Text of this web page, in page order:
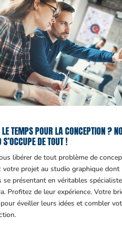
TEMPS POUR LA CONCEPTION ?
S’OCCUPE DE TOUT !
libérer de tout problème de
votre projet au studio graphique dont
se présentant en véritables
Profitez de leur expérience. Votre
éveiller leurs idées et combler